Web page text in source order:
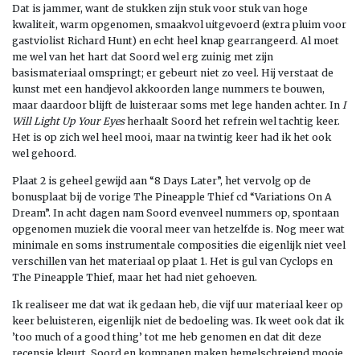
Dat is jammer, want de stukken zijn stuk voor stuk van hoge
kwaliteit, warm opgenomen, smaakvol uitgevoerd (extra pluim voor
gastviolist Richard Hunt) en echt heel knap gearrangeerd. Al moet
me wel van het hart dat Soord wel erg zuinig met zijn
basismateriaal omspringt; er gebeurt niet zo veel. Hij verstaat de
kunst met een handjevol akkoorden lange nummers te bouwen,
maar daardoor blijft de luisteraar soms met lege handen achter. In I
Will Light Up Your Eyesherhaalt Soord het refrein wel tachtig keer.
Het is op zich wel heel mooi, maar na twintig keer had ik het ook
wel gehoord.
Plaat 2 is geheel gewijd aan “8 Days Later”, het vervolg op de
bonusplaat bij de vorige The Pineapple Thief cd “Variations On A
Dream”. In acht dagen nam Soord evenveel nummers op, spontaan
opgenomen muziek die vooral meer van hetzelfde is. Nog meer wat
minimale en soms instrumentale composities die eigenlijk niet veel
verschillen van het materiaal op plaat 1. Het is gul van Cyclops en
The Pineapple Thief, maar het had niet gehoeven.
Ik realiseer me dat wat ik gedaan heb, die vijf uur materiaal keer op
keer beluisteren, eigenlijk niet de bedoeling was. Ik weet ook dat ik
’too much of a good thing’ tot me heb genomen en dat dit deze